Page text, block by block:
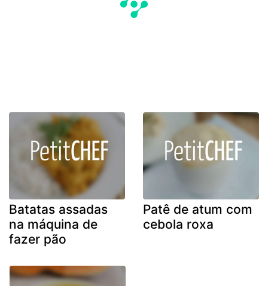
Batatas assadas
na máquina de
fazer pão
Patê de atum com
cebola roxa